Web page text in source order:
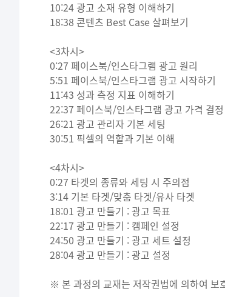
10:24 광고 소재 유형 이해하기
18:38 콘텐츠 Best Case 살펴보기
<3차시>
0:27 페이스북/인스타그램 광고 원리
5:51 페이스북/인스타그램 광고 시작하기
11:43 성과 측정 지표 이해하기
22:37 페이스북/인스타그램 광고 가격 결
26:21 광고 관리자 기본 세팅
30:51 픽셀의 역할과 기본 이해
<4차시>
0:27 타겟의 종류와 세팅 시 주의점
3:14 기본 타겟/맞춤 타겟/유사 타겟
18:01 광고 만들기 : 광고 목표
22:17 광고 만들기 : 캠페인 설정
24:50 광고 만들기 : 광고 세트 설정
28:04 광고 만들기 : 광고 설정
※ 본 과정의 교재는 저작권법에 의하여 보